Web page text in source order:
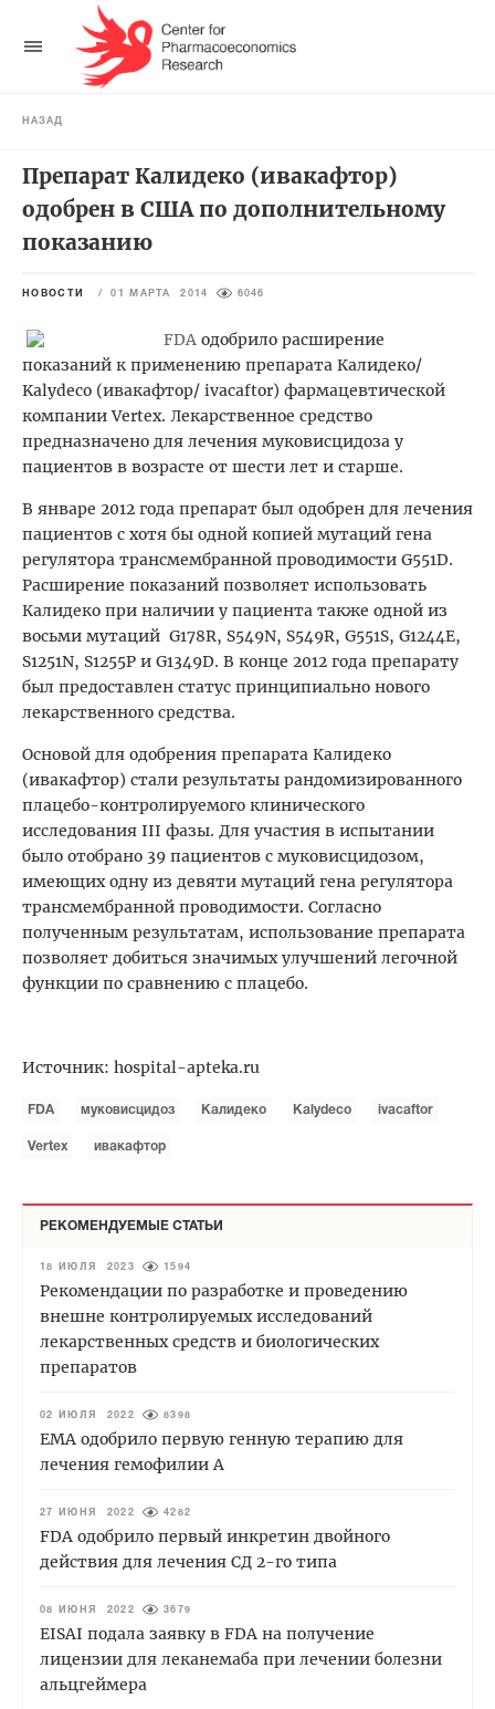
НАЗАД
Препарат Калидеко (ивакафтор)
одобрен в США по дополнительному
показанию
НОВОСТИ / 01 МАРТА 2014 6046
FDA одобрило расширение
показаний к применению препарата Калидеко/
Kalydeco (ивакафтор/ ivacaftor) фармацевтической
компании Vertex. Лекарственное средство
предназначено для лечения муковисцидоза у
пациентов в возрасте от шести лет и старше.
В январе 2012 года препарат был одобрен для лечения
пациентов с хотя бы одной копией мутаций гена
регулятора трансмембранной проводимости G551D.
Расширение показаний позволяет использовать
Калидеко при наличии у пациента также одной из
восьми мутаций G178R, S549N, S549R, G551S, G1244E,
S1251N, S1255P и G1349D. В конце 2012 года препарату
был предоставлен статус принципиально нового
лекарственного средства.
Основой для одобрения препарата Калидеко
(ивакафтор) стали результаты рандомизированного
плацебо-контролируемого клинического
исследования III фазы. Для участия в испытании
было отобрано 39 пациентов с муковисцидозом,
имеющих одну из девяти мутаций гена регулятора
трансмембранной проводимости. Согласно
полученным результатам, использование препарата
позволяет добиться значимых улучшений легочной
функции по сравнению с плацебо.
Источник: hospital-apteka.ru
FDA муковисцидоз Калидеко Kalydeco ivacaftor
Vertex ивакафтор
РЕКОМЕНДУЕМЫЕ СТАТЬИ
18 ИЮЛЯ 2023 1594
Рекомендации по разработке и проведению
внешне контролируемых исследований
лекарственных средств и биологических
препаратов
02 ИЮЛЯ 2022 8398
EMA одобрило первую генную терапию для
лечения гемофилии А
27 ИЮНЯ 2022 4282
FDA одобрило первый инкретин двойного
действия для лечения СД 2-го типа
08 ИЮНЯ 2022 3679
EISAI подала заявку в FDA на получение
лицензии для леканемаба при лечении болезни
альцгеймера